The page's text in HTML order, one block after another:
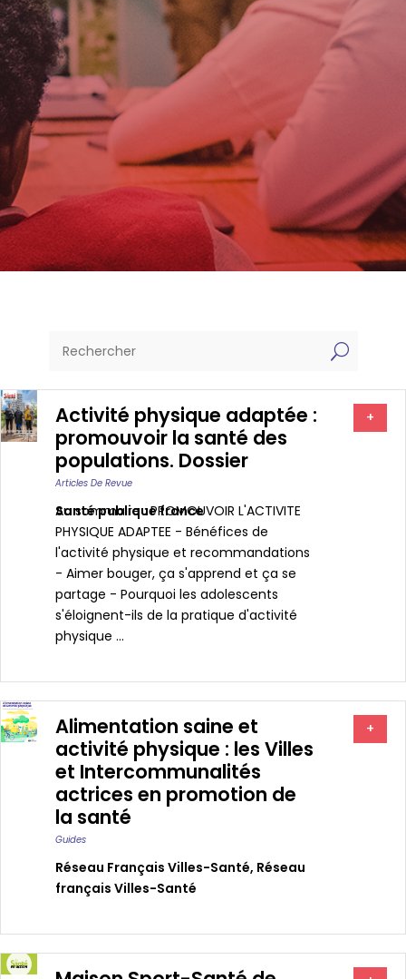
U
Activité physique adaptée :
promouvoir la santé des
populations. Dossier
Articles De Revue
Santé publique france
Au sommaire : PROMOUVOIR L'ACTIVITE
PHYSIQUE ADAPTEE - Bénéfices de
l'activité physique et recommandations
- Aimer bouger, ça s'apprend et ça se
partage - Pourquoi les adolescents
s'éloignent-ils de la pratique d'activité
physique ...
+
Alimentation saine et
activité physique : les Villes
et Intercommunalités
actrices en promotion de
la santé
Guides
Réseau Français Villes-Santé, Réseau
français Villes-Santé
+